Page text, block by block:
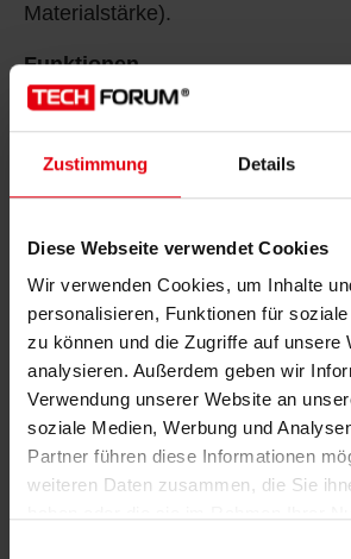
Zustimmung Details
Diese Webseite verwendet Cookies
Wir verwenden Cookies, um Inhalte
personalisieren, Funktionen für
zu können und die Zugriffe auf unsere
analysieren. Außerdem geben wir
Verwendung unserer Website an
soziale Medien, Werbung und
Partner führen diese Informationen
weiteren Daten zusammen, die Sie
Materialstärke).
Funktionen
Manuelle Spreizverstellung
Mechanische Darmbremse
Doppelförderband
Deutsche
E-Mail-Adresse*